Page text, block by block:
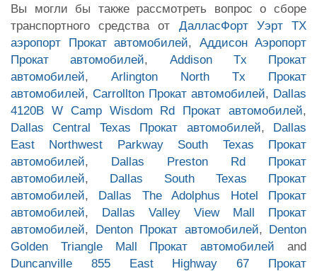
Вы могли бы также рассмотреть вопрос о сборе
транспортного средства от ДалласФорт Уэрт TX
аэропорт Прокат автомобилей, Аддисон Аэропорт
Прокат автомобилей, Addison Tx Прокат
автомобилей, Arlington North Tx Прокат
автомобилей, Carrollton Прокат автомобилей, Dallas
4120B W Camp Wisdom Rd Прокат автомобилей,
Dallas Central Texas Прокат автомобилей, Dallas
East Northwest Parkway South Texas Прокат
автомобилей, Dallas Preston Rd Прокат
автомобилей, Dallas South Texas Прокат
автомобилей, Dallas The Adolphus Hotel Прокат
автомобилей, Dallas Valley View Mall Прокат
автомобилей, Denton Прокат автомобилей, Denton
Golden Triangle Mall Прокат автомобилей and
Duncanville 855 East Highway 67 Прокат